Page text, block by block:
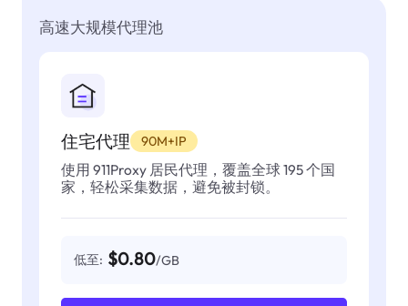
高速大规模代理池
住宅代理 90M+IP
使用 911Proxy 居民代理，覆盖全球 195 个国
家，轻松采集数据，避免被封锁。
低至: $0.80/GB